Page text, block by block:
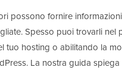
possono fornire informazioni
Spesso puoi trovarli nel
tuo hosting o abilitando la
La nostra guida spiega